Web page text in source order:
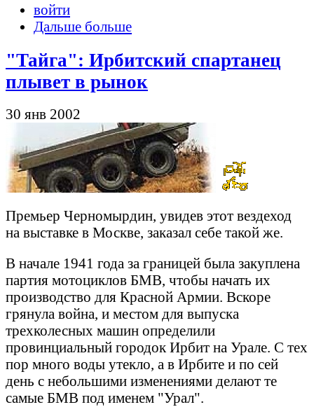
войти
Дальше больше
"Тайга": Ирбитский спартанец
плывет в рынок
30 янв 2002
Премьер Черномырдин, увидев этот вездеход
на выставке в Москве, заказал себе такой же.
В начале 1941 года за границей была закуплена
партия мотоциклов БМВ, чтобы начать их
производство для Красной Армии. Вскоре
грянула война, и местом для выпуска
трехколесных машин определили
провинциальный городок Ирбит на Урале. С тех
пор много воды утекло, а в Ирбите и по сей
день с небольшими изменениями делают те
самые БМВ под именем "Урал".